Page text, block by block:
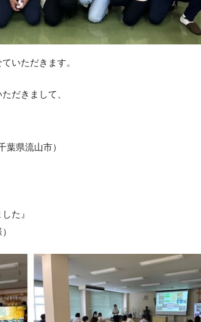
いただきます。
だきまして、
県流山市）
た』